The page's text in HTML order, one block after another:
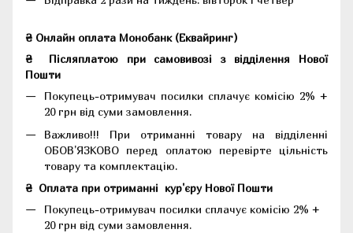
₴ Онлайн оплата Монобанк (Еквайринг)
₴
Післяплатою при самовивозі з відділення Нової
Пошти
Покупець-отримувач посилки сплачує комісію 2% +
20 грн від суми замовлення.
Важливо!!! При отриманні товару на відділенні
ОБОВ'ЯЗКОВО перед оплатою перевірте цільність
товару та комплектацію.
₴ Оплата при отриманні кур'єру Нової Пошти
Покупець-отримувач посилки сплачує комісію 2% +
20 грн від суми замовлення.